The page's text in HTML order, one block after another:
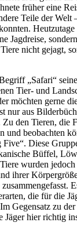
früher eine
Teile der Welt
Heutzutage
Jagdreise,
nicht gejagt,
„Safari“
Tier- und
möchten gerne
nur aus
den Tieren, die
und beobachten
Five“. Diese
Büffel,
wurden
ihrer
die für die
Gegensatz zu der
Jäger hier richtig